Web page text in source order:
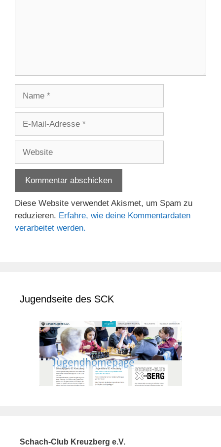
Adresse
Diese Website verwendet Akismet, um Spam zu
reduzieren. Erfahre, wie deine Kommentardaten
verarbeitet werden.
Jugendseite des SCK
Schach-Club Kreuzberg e.V.